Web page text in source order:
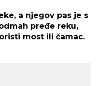
a njegov pas je s
pređe reku,
most ili čamac.